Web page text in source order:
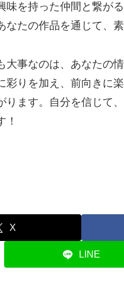
味を持った仲間と繋が
なたの作品を通じて、
大事なのは、あなたの
彩りを加え、前向きに
ります。自分を信じて
！
X
LINE